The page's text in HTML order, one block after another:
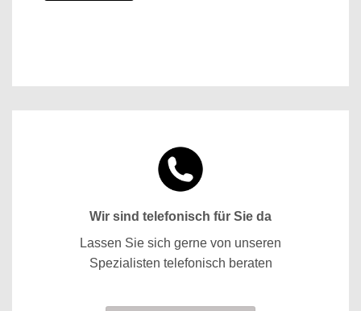
Wir sind telefonisch für Sie da
Lassen Sie sich gerne von unseren
Spezialisten telefonisch beraten